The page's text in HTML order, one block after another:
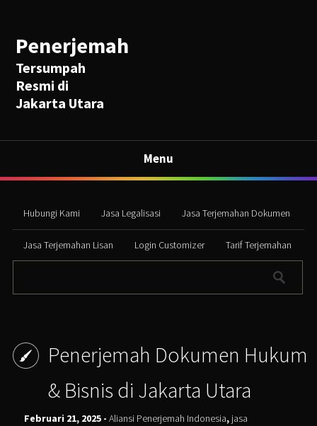
Penerjemah
Tersumpah
Resmi di
Jakarta Utara
Menu
Hubungi Kami Jasa Legalisasi Jasa Terjemahan Dokumen
Jasa Terjemahan Lisan Login Customizer Tarif Terjemahan
Penerjemah Dokumen Hukum
& Bisnis di Jakarta Utara
Februari 21, 2025 -Aliansi Penerjemah Indonesia, jasa